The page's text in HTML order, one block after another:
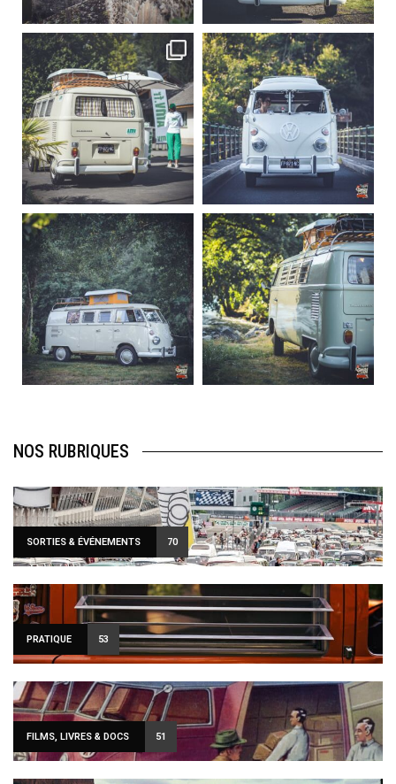
219
3
216
3
becombi
Sep 10
220
4
becombi
Août 10
177
0
becombi
Août 10
120
0
becombi
Août 10
108
0
NOS RUBRIQUES
SORTIES & ÉVÉNEMENTS 70
PRATIQUE 53
FILMS, LIVRES & DOCS 51